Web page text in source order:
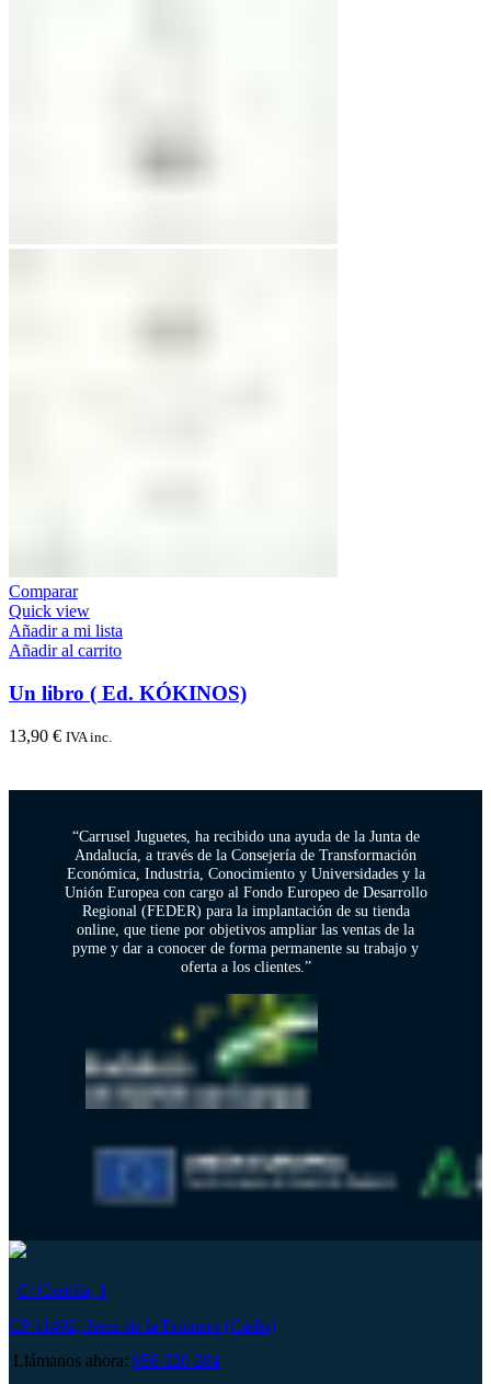
Comparar
Quick view
Añadir a mi lista
Añadir al carrito
Un libro ( Ed. KÓKINOS)
13,90 € IVA inc.
“Carrusel Juguetes, ha recibido una ayuda de la Junta de
Andalucía, a través de la Consejería de Transformación
Económica, Industria, Conocimiento y Universidades y la
Unión Europea con cargo al Fondo Europeo de Desarrollo
Regional (FEDER) para la implantación de su tienda
online, que tiene por objetivos ampliar las ventas de la
pyme y dar a conocer de forma permanente su trabajo y
oferta a los clientes.”
C/ Castilla, 1
CP 11402, Jerez de la Frontera (Cádiz)
Llámanos ahora: 956 320 284